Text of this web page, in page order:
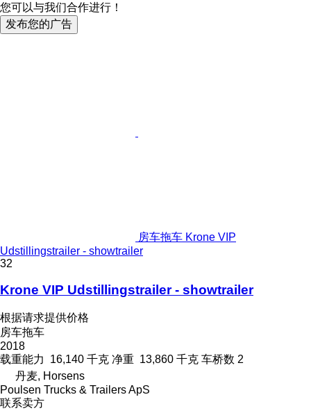
您可以与我们合作进行！
发布您的广告
房车拖车 Krone VIP
Udstillingstrailer - showtrailer
32
Krone VIP Udstillingstrailer - showtrailer
根据请求提供价格
房车拖车
2018
载重能力
16,140 千克 净重 13,860 千克 车桥数 2
丹麦, Horsens
Poulsen Trucks & Trailers ApS
联系卖方